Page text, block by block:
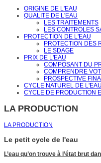
ORIGINE DE L'EAU
QUALITE DE L'EAU
LES TRAITEMENTS
LES CONTROLES
PROTECTION DE L'EAU
PROTECTION DES
LE SDAGE
PRIX DE L'EAU
COMPOSANT DU
COMPRENDRE
PROSPECTIVE
CYCLE NATUREL DE L'EAU
CYCLE DE PRODUCTION
LA PRODUCTION
LA PRODUCTION
Le petit cycle de l'eau
L’eau qu’on trouve à l’état brut